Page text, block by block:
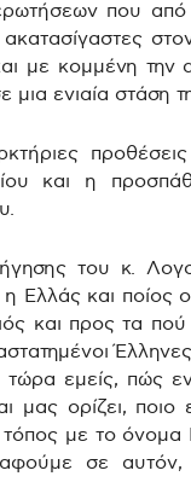
που από
με κομμένη
μια ενιαία στάση
και η
του κ.
η Ελλάς και
και προς τα
τώρα εμείς, πώς
μας ορίζει,
με το όνομα
σε αυτόν,